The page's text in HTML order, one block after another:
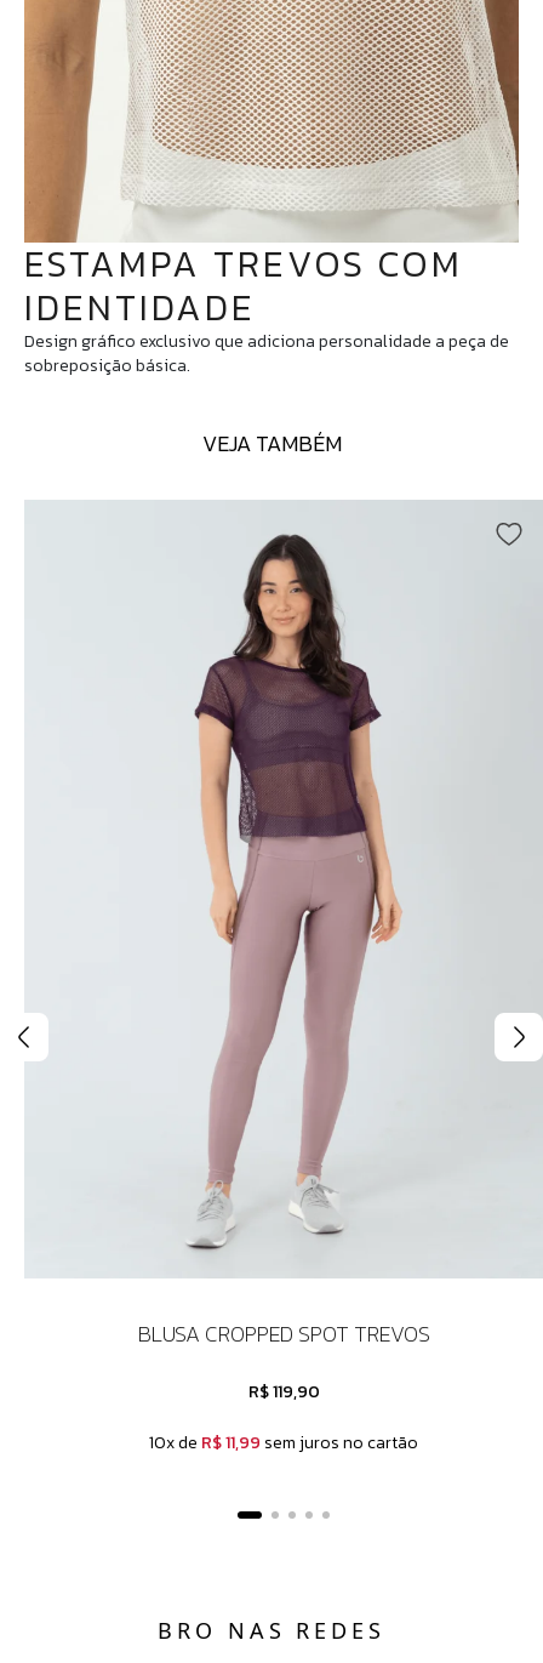
ESTAMPA TREVOS COM
IDENTIDADE
Design gráfico exclusivo que adiciona personalidade a peça de
sobreposição básica.
VEJA TAMBÉM
BLUSA CROPPED SPOT TREVOS
R$ 119,90
10x de R$ 11,99 sem juros no cartão
BRO NAS REDES